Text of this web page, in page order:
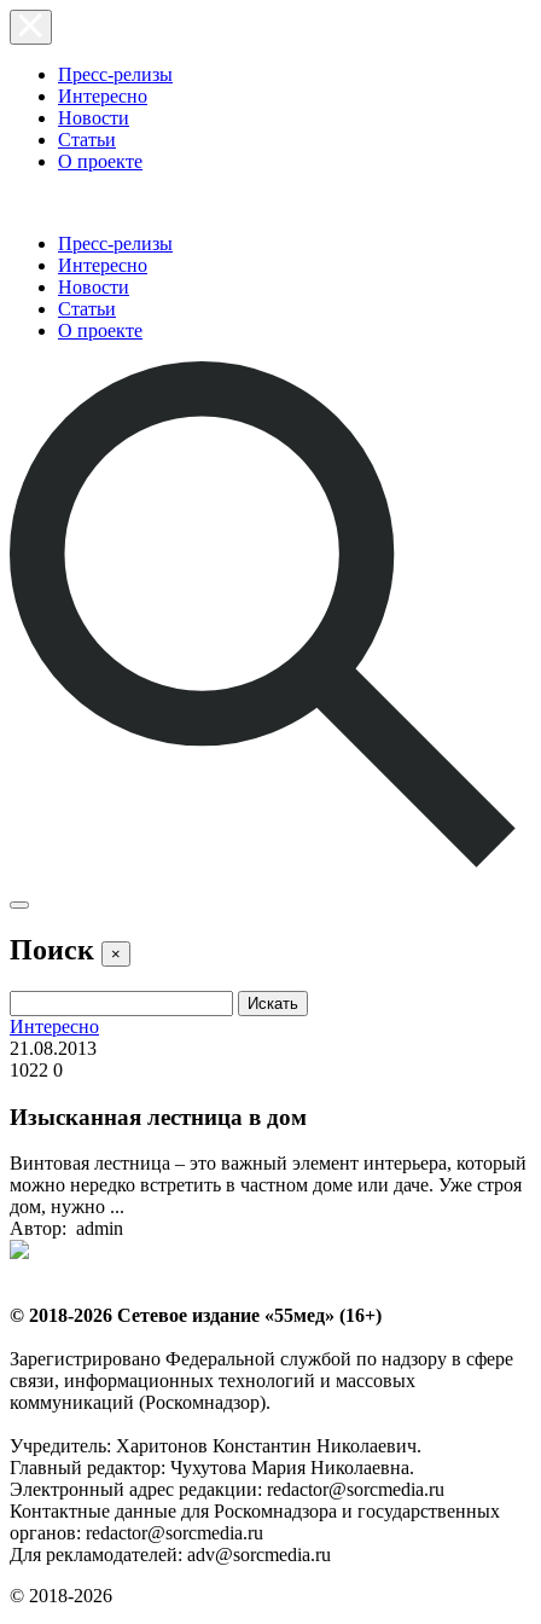
Пресс-релизы
Интересно
Новости
Статьи
О проекте
Пресс-релизы
Интересно
Новости
Статьи
О проекте
Поиск ×
Интересно
21.08.2013
1022 0
Изысканная лестница в дом
Винтовая лестница – это важный элемент интерьера, который
можно нередко встретить в частном доме или даче. Уже строя
дом, нужно ...
Автор: admin
© 2018-2026 Сетевое издание «55мед» (16+)
Зарегистрировано Федеральной службой по надзору в сфере
связи, информационных технологий и массовых
коммуникаций (Роскомнадзор).
Учредитель: Харитонов Константин Николаевич.
Главный редактор: Чухутова Мария Николаевна.
Электронный адрес редакции: redactor@sorcmedia.ru
Контактные данные для Роскомнадзора и государственных
органов: redactor@sorcmedia.ru
Для рекламодателей: adv@sorcmedia.ru
© 2018-2026